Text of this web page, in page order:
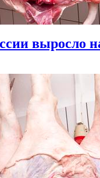
выросло